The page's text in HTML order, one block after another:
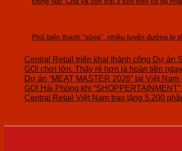
Phố biến thành “sông”, nhiều tuyến đường bị
Central Retail triển khai thành công Dự án
GO! chơi lớn: Thấy rẻ hơn là hoàn tiền
Dự án “MEAT MASTER 2026” tại Việt
GO! Hải Phòng khi
Central Retail Việt Nam trao tặng 5.200